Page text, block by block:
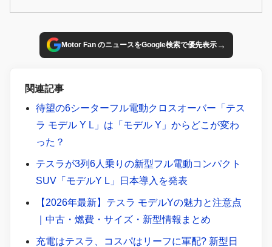
Motor Fan のニュースをGoogle検索で優先表示→
関連記事
待望の6シーターフル電動クロスオーバー「テス
ラ モデル Y L」は「モデル Y」からどこが変わ
った？
テスラが3列6人乗りの新型フル電動コンパクト
SUV「モデルY L」日本導入を発表
【2026年最新】テスラ モデルYの魅力と注意点
｜中古・燃費・サイズ・新型情報まとめ
充電はテスラ、コスパはリーフに軍配? 新型日